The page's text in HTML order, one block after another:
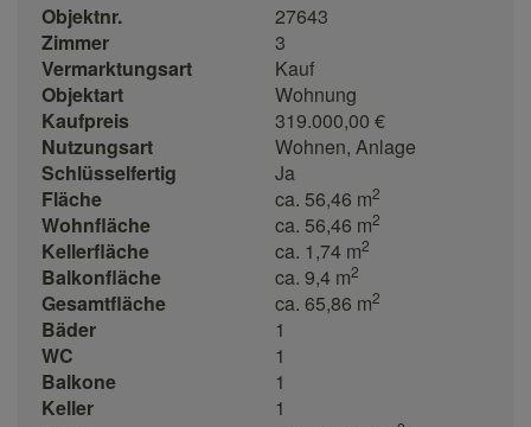
Objektnr.
27643
Zimmer
3
Vermarktungsart
Kauf
Objektart
Wohnung
Kaufpreis
319.000,00 €
Nutzungsart
Wohnen Anlage
Schlüsselfertig
Ja
Fläche
ca. 56,46 m2
Wohnfläche ca. 56,46 m2
Kellerfläche ca. 1,74 m2
Balkonfläche ca. 9,4 m2
Gesamtfläche ca. 65,86 m2
Bäder
1
WC
1
Balkone
1
Keller
1